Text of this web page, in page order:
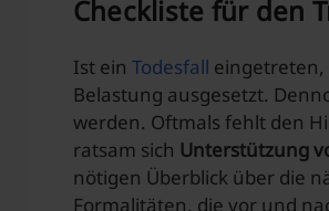
Checkliste für den
Ist ein Todesfall eingetreten,
Belastung ausgesetzt.
werden. Oftmals fehlt den
ratsam sich Unterstützung
nötigen Überblick über die
Formalitäten, die vor und